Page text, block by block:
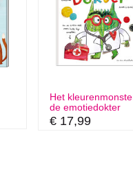
Het
de emotiedokter
€ 17,99